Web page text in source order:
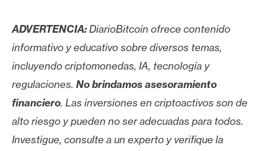
ADVERTENCIA:DiarioBitcoin ofrece contenido
informativo y educativo sobre diversos temas,
incluyendo criptomonedas, IA, tecnología y
regulaciones. No brindamos asesoramiento
financiero. Las inversiones en criptoactivos son de
alto riesgo y pueden no ser adecuadas para todos.
Investigue, consulte a un experto y verifique la